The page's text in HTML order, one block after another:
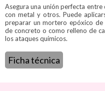
Asegura una unión perfecta
con metal y otros. Puede
preparar un mortero epóxico de
de concreto o como relleno de
los ataques químicos.
Ficha técnica